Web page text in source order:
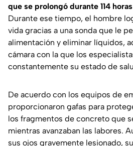
que se prolongó durante 114
Durante ese tiempo, el hombre
vida gracias a una sonda que le
alimentación y eliminar líquidos,
cámara con la que los
constantemente su estado de
De acuerdo con los equipos de
proporcionaron gafas para
los fragmentos de concreto que
mientras avanzaban las labores.
sus ojos gravemente lesionado,